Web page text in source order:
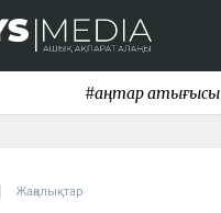
#қаңтар қақтығысы
Жаңалықтар